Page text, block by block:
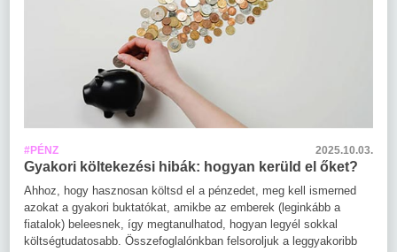
#PÉNZ 2025.10.03.
Gyakori költekezési hibák: hogyan kerüld el őket?
Ahhoz, hogy hasznosan költsd el a pénzedet, meg kell ismerned
azokat a gyakori buktatókat, amikbe az emberek (leginkább a
fiatalok) beleesnek, így megtanulhatod, hogyan legyél sokkal
költségtudatosabb. Összefoglalónkban felsoroljuk a leggyakoribb